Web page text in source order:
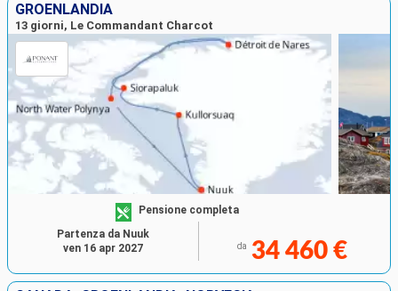
GROENLANDIA
13 giorni, Le Commandant Charcot
Pensione completa
da 34 460 €
Partenza da Nuuk
ven 16 apr 2027